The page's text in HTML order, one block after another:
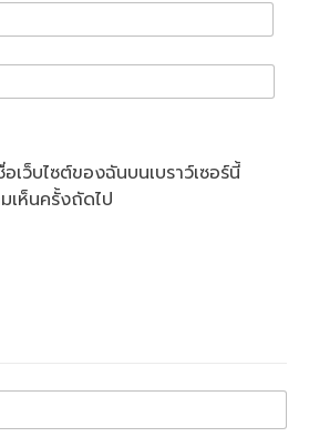
เว็บไซต์ของฉันบนเบราว์เซอร์นี้
เห็นครั้งถัดไป